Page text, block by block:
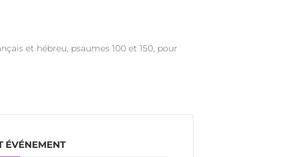
et hébreu, psaumes 100 et 150, pour
ÉVÉNEMENT